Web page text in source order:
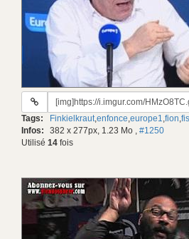
URL
gif:
Tags: Finkielkraut,enfonce,europe1,fion,
Infos: 382 x 277px, 1.23 Mo , #1250
Utilisé 14 fois